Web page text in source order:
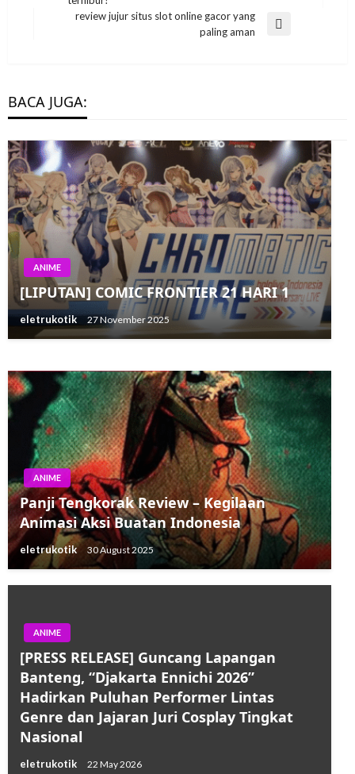
review jujur situs slot online gacor yang
paling aman
BACA JUGA:
ANIME
[LIPUTAN] COMIC FRONTIER 21 HARI 1
eletrukotik 27 November 2025
ANIME
3 Movie One Piece Hadir di Crunchyroll
Bulan Ini
eletrukotik 21 July 2023
ANIME
Panji Tengkorak Review – Kegilaan
Animasi Aksi Buatan Indonesia
eletrukotik 30 August 2025
ANIME
[PRESS RELEASE] Guncang Lapangan
Banteng, “Djakarta Ennichi 2026”
Hadirkan Puluhan Performer Lintas
Genre dan Jajaran Juri Cosplay Tingkat
Nasional
eletrukotik 22 May 2026